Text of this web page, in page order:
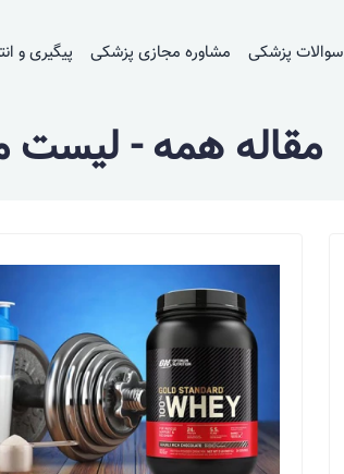
سوالات پزشکی مشاوره مجازی پزشکی پیگیری و
مقاله همه - لیست